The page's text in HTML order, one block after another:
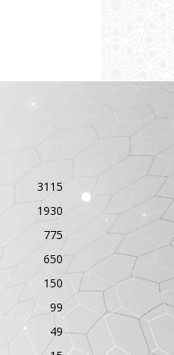
3115
1930
775
650
150
99
49